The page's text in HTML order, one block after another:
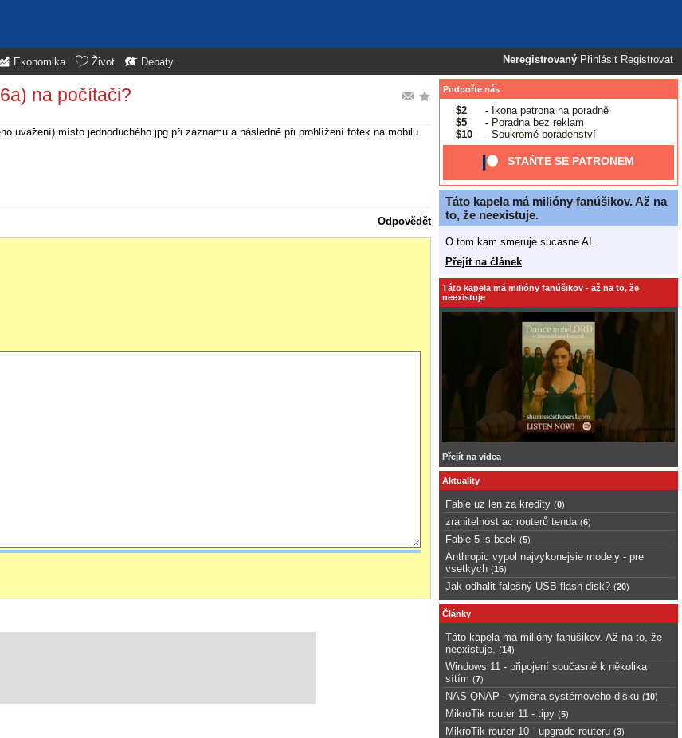
Neregistrovaný Přihlásit Registrovat
Ekonomika Život Debaty
na počítači?
uvážení) místo jednoduchého jpg při záznamu a následně při prohlížení fotek na mobilu
Odpovědět
Podpořte nás
$2
- Ikona patrona na poradně
$5
- Poradna bez reklam
$10
- Soukromé poradenství
STAŇTE SE PATRONEM
Táto kapela má milióny fanúšikov. Až na
to, že neexistuje.
O tom kam smeruje sucasne AI.
Přejít na článek
Táto kapela má milióny fanúšikov - až na to, že
neexistuje
Přejít na videa
Aktuality
Fable uz len za kredity (0)
zranitelnost ac routerů tenda (6)
Fable 5 is back (5)
Anthropic vypol najvykonejsie modely - pre
vsetkych (16)
Jak odhalit falešný USB flash disk? (20)
Články
Táto kapela má milióny fanúšikov. Až na to, že
neexistuje.
(14)
Windows 11 - připojení současně k několika
sítím (7)
NAS QNAP - výměna systémového disku (10)
MikroTik router 11 - tipy (5)
MikroTik router 10 - upgrade routeru (3)